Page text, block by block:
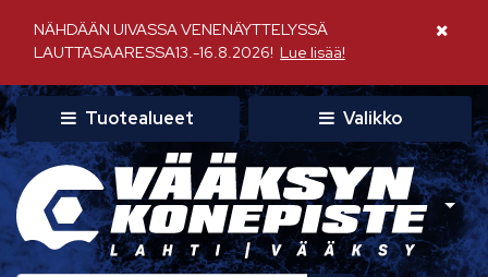
NÄHDÄÄN UIVASSA VENENÄYTTELYSSÄ
LAUTTASAARESSA13.-16.8.2026! Lue lisää!
Sulje
Tuotealueet Valikko